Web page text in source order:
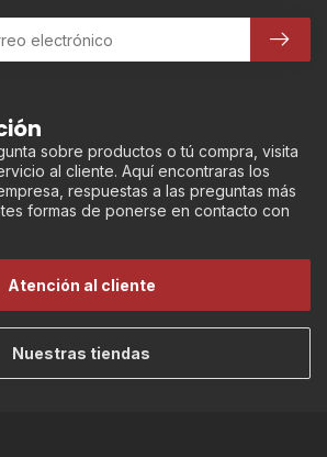
sobre productos o tú compra, visita
al cliente. Aquí encontraras los
respuestas a las preguntas más
formas de ponerse en contacto con
Atención al cliente
Nuestras tiendas